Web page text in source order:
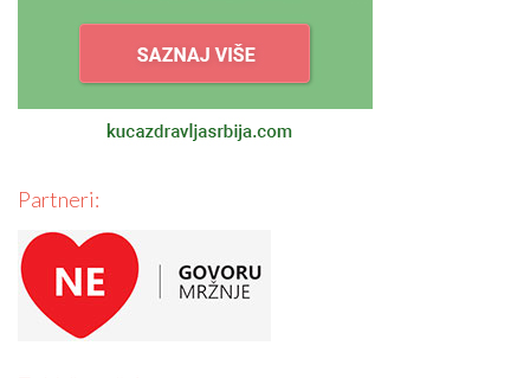
Partneri: